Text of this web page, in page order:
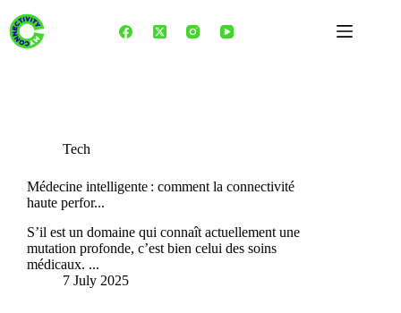
content
Tech
Médecine intelligente : comment la connectivité
haute perfor...
S’il est un domaine qui connaît actuellement une
mutation profonde, c’est bien celui des soins
médicaux. ...
7 July 2025